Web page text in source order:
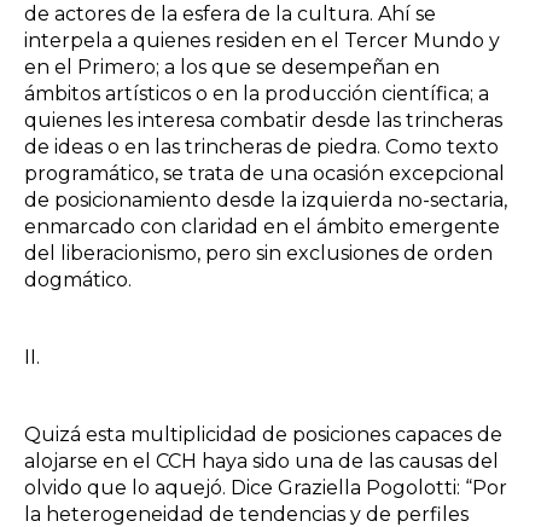
de actores de la esfera de la cultura. Ahí se
interpela a quienes residen en el Tercer Mundo y
en el Primero; a los que se desempeñan en
ámbitos artísticos o en la producción científica; a
quienes les interesa combatir desde las trincheras
de ideas o en las trincheras de piedra. Como texto
programático, se trata de una ocasión excepcional
de posicionamiento desde la izquierda no-sectaria,
enmarcado con claridad en el ámbito emergente
del liberacionismo, pero sin exclusiones de orden
dogmático.
II.
Quizá esta multiplicidad de posiciones capaces de
alojarse en el CCH haya sido una de las causas del
olvido que lo aquejó. Dice Graziella Pogolotti: “Por
la heterogeneidad de tendencias y de perfiles